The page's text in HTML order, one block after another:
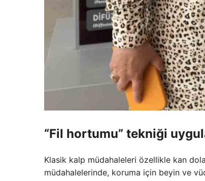
“Fil hortumu” tekniği
Klasik kalp müdahaleleri özellikle kan
müdahalelerinde, koruma için beyin ve